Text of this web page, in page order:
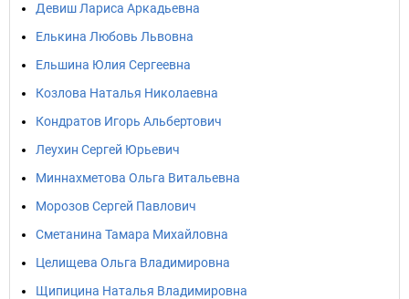
Девиш Лариса Аркадьевна
Елькина Любовь Львовна
Ельшина Юлия Сергеевна
Козлова Наталья Николаевна
Кондратов Игорь Альбертович
Леухин Сергей Юрьевич
Миннахметова Ольга Витальевна
Морозов Сергей Павлович
Сметанина Тамара Михайловна
Целищева Ольга Владимировна
Щипицина Наталья Владимировна